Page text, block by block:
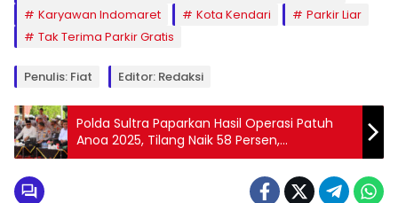
Karyawan Indomaret
Kota Kendari
Parkir Liar
Tak Terima Parkir Gratis
Penulis: Fiat Editor: Redaksi
Polda Sultra Paparkan Hasil Operasi Patuh
Anoa 2025, Tilang Naik 58 Persen,
Kecelakaan Meningkat, Korban Meninggal